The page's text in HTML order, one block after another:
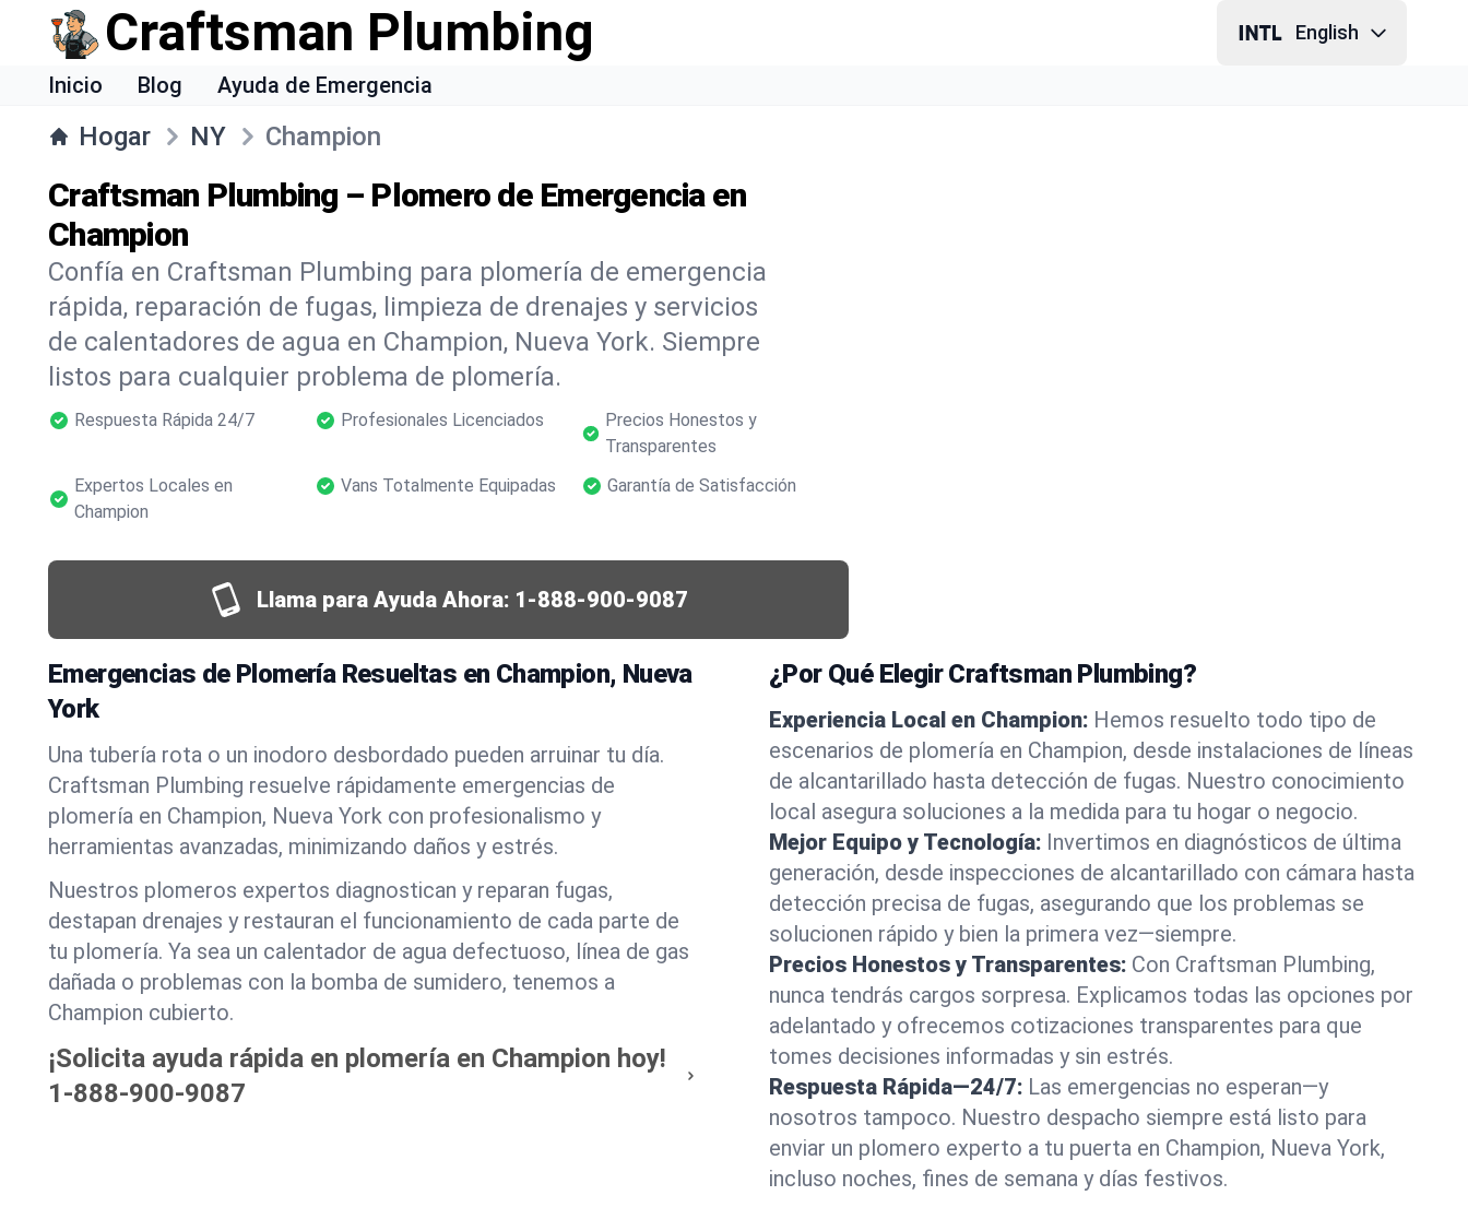
Craftsman Plumbing English
Inicio Blog Ayuda de Emergencia
Hogar NY Champion
Craftsman Plumbing – Plomero de Emergencia en
Champion
Confía en Craftsman Plumbing para plomería de emergencia
rápida, reparación de fugas, limpieza de drenajes y servicios
de calentadores de agua en Champion, Nueva York. Siempre
listos para cualquier problema de plomería.
Respuesta Rápida 24/7 Profesionales Licenciados
Precios Honestos y
Transparentes
Expertos Locales en
Champion
Vans Totalmente Equipadas Garantía de Satisfacción
Llama para Ayuda Ahora: 1-888-900-9087
Emergencias de Plomería Resueltas en Champion, Nueva
York
Una tubería rota o un inodoro desbordado pueden arruinar tu día.
Craftsman Plumbing resuelve rápidamente emergencias de
plomería en Champion, Nueva York con profesionalismo y
herramientas avanzadas, minimizando daños y estrés.
Nuestros plomeros expertos diagnostican y reparan fugas,
destapan drenajes y restauran el funcionamiento de cada parte de
tu plomería. Ya sea un calentador de agua defectuoso, línea de gas
dañada o problemas con la bomba de sumidero, tenemos a
Champion cubierto.
¡Solicita ayuda rápida en plomería en Champion hoy!
1-888-900-9087
¿Por Qué Elegir Craftsman Plumbing?
Experiencia Local en Champion: Hemos resuelto todo tipo de
escenarios de plomería en Champion, desde instalaciones de líneas
de alcantarillado hasta detección de fugas. Nuestro conocimiento
local asegura soluciones a la medida para tu hogar o negocio.
Mejor Equipo y Tecnología: Invertimos en diagnósticos de última
generación, desde inspecciones de alcantarillado con cámara hasta
detección precisa de fugas, asegurando que los problemas se
solucionen rápido y bien la primera vez—siempre.
Precios Honestos y Transparentes: Con Craftsman Plumbing,
nunca tendrás cargos sorpresa. Explicamos todas las opciones por
adelantado y ofrecemos cotizaciones transparentes para que
tomes decisiones informadas y sin estrés.
Respuesta Rápida—24/7: Las emergencias no esperan—y
nosotros tampoco. Nuestro despacho siempre está listo para
enviar un plomero experto a tu puerta en Champion, Nueva York,
incluso noches, fines de semana y días festivos.